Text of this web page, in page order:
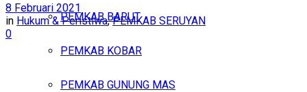
PEMKAB BARUT
PEMKAB KOBAR
PEMKAB GUNUNG MAS
8 Februari 2021
in Hukum & Peristiwa,PEMKAB SERUYAN
0